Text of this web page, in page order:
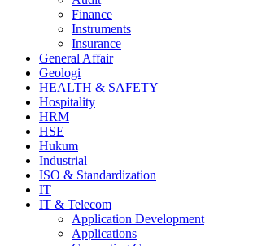
Finance
Instruments
Insurance
General Affair
Geologi
HEALTH & SAFETY
Hospitality
HRM
HSE
Hukum
Industrial
ISO & Standardization
IT
IT & Telecom
Application Development
Applications